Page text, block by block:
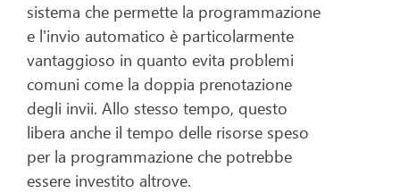
sistema che permette la programmazione
e l'invio automatico è particolarmente
vantaggioso in quanto evita problemi
comuni come la doppia prenotazione
degli invii. Allo stesso tempo, questo
libera anche il tempo delle risorse speso
per la programmazione che potrebbe
essere investito altrove.